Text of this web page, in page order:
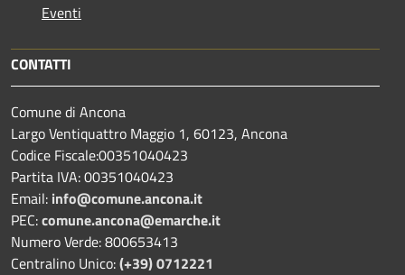
Eventi
CONTATTI
Comune di Ancona
Largo Ventiquattro Maggio 1, 60123, Ancona
Codice Fiscale:00351040423
Partita IVA: 00351040423
Email: info@comune.ancona.it
PEC:comune.ancona@emarche.it
Numero Verde: 800653413
Centralino Unico:(+39) 0712221